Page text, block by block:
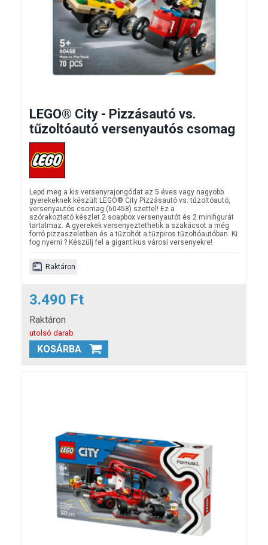
LEGO® City - Pizzásautó vs.
tűzoltóautó versenyautós csomag
Lepd meg a kis versenyrajongódat az 5 éves vagy nagyobb
gyerekeknek készült LEGO® City Pizzásautó vs. tűzoltóautó,
versenyautós csomag (60458) szettel! Ez a
szórakoztató készlet 2 soapbox versenyautót és 2 minifigurát
tartalmaz. A gyerekek versenyeztethetik a szakácsot a még
forró pizzaszeletben és a tűzoltót a tűzpiros tűzoltóautóban. Ki
fog nyerni ? Készülj fel a gigantikus városi versenyekre!
Raktáron
3.490 Ft
Raktáron
utolsó darab
KOSÁRBA